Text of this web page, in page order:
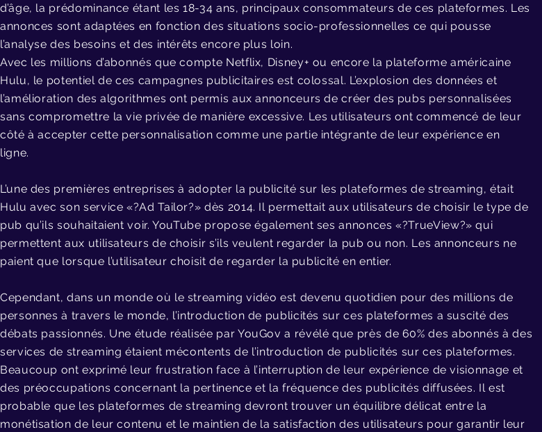
d’âge, la prédominance étant les 18-34 ans, principaux consommateurs de ces plateformes. Les
annonces sont adaptées en fonction des situations socio-professionnelles ce qui pousse
l’analyse des besoins et des intérêts encore plus loin.
Avec les millions d’abonnés que compte Netflix, Disney+ ou encore la plateforme américaine
Hulu, le potentiel de ces campagnes publicitaires est colossal. L’explosion des données et
l’amélioration des algorithmes ont permis aux annonceurs de créer des pubs personnalisées
sans compromettre la vie privée de manière excessive. Les utilisateurs ont commencé de leur
côté à accepter cette personnalisation comme une partie intégrante de leur expérience en
ligne.
L’une des premières entreprises à adopter la publicité sur les plateformes de streaming, était
Hulu avec son service «?Ad Tailor?» dès 2014. Il permettait aux utilisateurs de choisir le type de
pub qu’ils souhaitaient voir. YouTube propose également ses annonces «?TrueView?» qui
permettent aux utilisateurs de choisir s’ils veulent regarder la pub ou non. Les annonceurs ne
paient que lorsque l’utilisateur choisit de regarder la publicité en entier.
Cependant, dans un monde où le streaming vidéo est devenu quotidien pour des millions de
personnes à travers le monde, l’introduction de publicités sur ces plateformes a suscité des
débats passionnés. Une étude réalisée par YouGov a révélé que près de 60% des abonnés à des
services de streaming étaient mécontents de l’introduction de publicités sur ces plateformes.
Beaucoup ont exprimé leur frustration face à l’interruption de leur expérience de visionnage et
des préoccupations concernant la pertinence et la fréquence des publicités diffusées. Il est
probable que les plateformes de streaming devront trouver un équilibre délicat entre la
monétisation de leur contenu et le maintien de la satisfaction des utilisateurs pour garantir leur